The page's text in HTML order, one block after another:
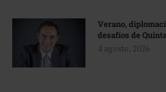
Verano,
desafíos de
4 agosto, 2026